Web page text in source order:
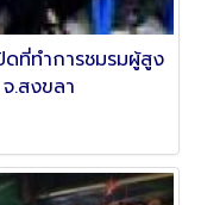
ดที่ทำการชมรมผู้สูง
.สงขลา